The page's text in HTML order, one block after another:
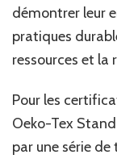
démontrer leur
pratiques
ressources et la
Pour les
Oeko-Tex
par une série de